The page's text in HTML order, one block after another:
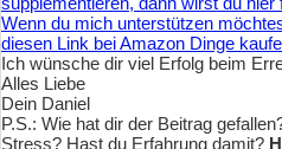
Wenn du mich unterstützen
diesen Link bei Amazon Dinge
Ich wünsche dir viel Erfolg beim
Alles Liebe
Dein Daniel
P.S.: Wie hat dir der Beitrag
Stress? Hast du Erfahrung damit?